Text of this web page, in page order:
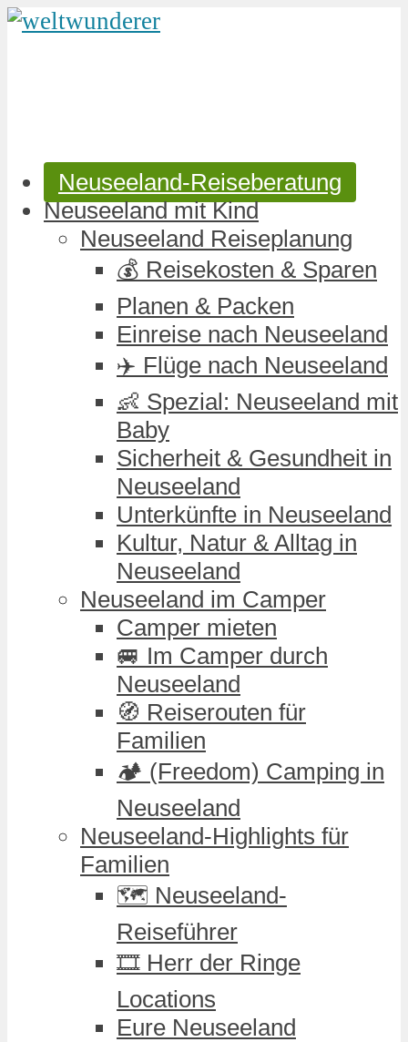
Neuseeland-Reiseberatung
Neuseeland mit Kind
Neuseeland Reiseplanung
💰 Reisekosten & Sparen
Planen & Packen
Einreise nach Neuseeland
✈️ Flüge nach Neuseeland
👶 Spezial: Neuseeland mit
Baby
Sicherheit & Gesundheit in
Neuseeland
Unterkünfte in Neuseeland
Kultur, Natur & Alltag in
Neuseeland
Neuseeland im Camper
Camper mieten
🚐 Im Camper durch
Neuseeland
🧭 Reiserouten für
Familien
🏕️ (Freedom) Camping in
Neuseeland
Neuseeland-Highlights für
Familien
🗺️ Neuseeland-
Reiseführer
🎞️ Herr der Ringe
Locations
Eure Neuseeland